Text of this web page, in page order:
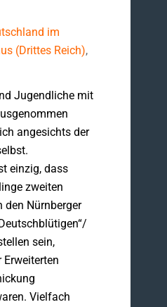
im
(Drittes Reich),
Jugendliche mit
angesichts der
einzig, dass
zweiten
den Nürnberger
sein,
Vielfach